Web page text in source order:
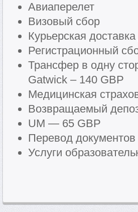
Авиаперелет
Визовый сбор
Курьерская
Регистрационный
Трансфер в одну
Gatwick – 140 GBP
Медицинская
Возвращаемый
UM — 65 GBP
Перевод документов
Услуги